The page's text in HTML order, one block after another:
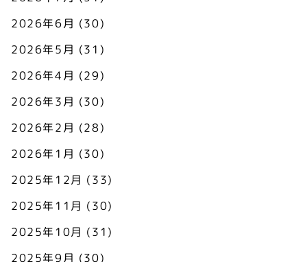
2026年6月 (30)
2026年5月 (31)
2026年4月 (29)
2026年3月 (30)
2026年2月 (28)
2026年1月 (30)
2025年12月 (33)
2025年11月 (30)
2025年10月 (31)
2025年9月 (30)